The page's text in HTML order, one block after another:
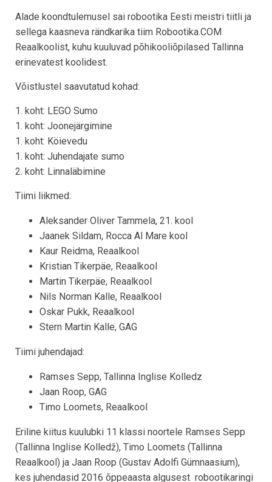
Alade koondtulemusel sai robootika Eesti meistri tiitli ja
sellega kaasneva rändkarika tiim Robootika.COM
Reaalkoolist, kuhu kuuluvad põhikooliõpilased Tallinna
erinevatest koolidest.
Võistlustel saavutatud kohad:
1. koht: LEGO Sumo
1. koht: Joonejärgimine
1. koht: Köievedu
1. koht: Juhendajate sumo
2. koht: Linnaläbimine
Tiimi liikmed:
Aleksander Oliver Tammela, 21. kool
Jaanek Sildam, Rocca Al Mare kool
Kaur Reidma, Reaalkool
Kristian Tikerpäe, Reaalkool
Martin Tikerpäe, Reaalkool
Nils Norman Kalle, Reaalkool
Oskar Pukk, Reaalkool
Stern Martin Kalle, GAG
Tiimi juhendajad:
Ramses Sepp, Tallinna Inglise Kolledz
Jaan Roop, GAG
Timo Loomets, Reaalkool
Eriline kiitus kuulubki 11 klassi noortele Ramses Sepp
(Tallinna Inglise Kolledž), Timo Loomets (Tallinna
Reaalkool) ja Jaan Roop (Gustav Adolfi Gümnaasium),
kes juhendasid 2016 õppeaasta algusest robootikaringi